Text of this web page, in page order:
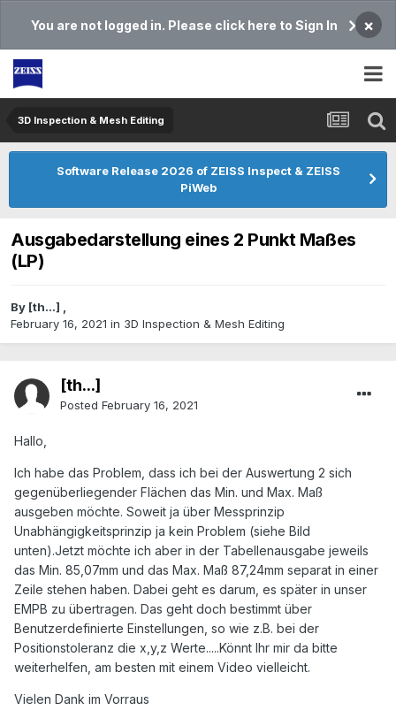
You are not logged in. Please click here to Sign In ×
3D Inspection & Mesh Editing​
Software Release 2026 of ZEISS Inspect & ZEISS
PiWeb
Ausgabedarstellung eines 2 Punkt Maßes
(LP)
By [th...] ,
February 16, 2021 in 3D Inspection & Mesh Editing​
[th...]
Posted February 16, 2021
Hallo,
Ich habe das Problem, dass ich bei der Auswertung 2 sich
gegenüberliegender Flächen das Min. und Max. Maß
ausgeben möchte. Soweit ja über Messprinzip
Unabhängigkeitsprinzip ja kein Problem (siehe Bild
unten).Jetzt möchte ich aber in der Tabellenausgabe jeweils
das Min. 85,07mm und das Max. Maß 87,24mm separat in einer
Zeile stehen haben. Dabei geht es darum, es später in unser
EMPB zu übertragen. Das geht doch bestimmt über
Benutzerdefinierte Einstellungen, so wie z.B. bei der
Positionstoleranz die x,y,z Werte.....Könnt Ihr mir da bitte
weiterhelfen, am besten mit einem Video vielleicht.
Vielen Dank im Vorraus